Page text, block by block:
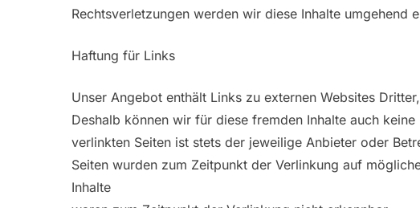
Rechtsverletzungen werden wir diese Inhalte umgehend
Haftung für Links
Unser Angebot enthält Links zu externen Websites
Deshalb können wir für diese fremden Inhalte auch
verlinkten Seiten ist stets der jeweilige Anbieter oder
Seiten wurden zum Zeitpunkt der Verlinkung auf
Inhalte